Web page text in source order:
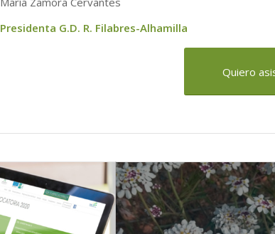
Presidenta G.D. R. Filabres-Alhamilla
Quiero